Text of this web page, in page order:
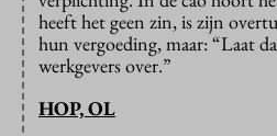
heeft het geen zin, is zijn
hun vergoeding, maar: “Laat
werkgevers over.”
HOP, OL